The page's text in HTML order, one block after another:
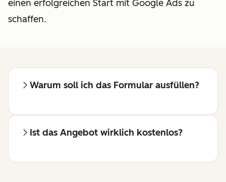
einen erfolgreichen Start mit Google Ads zu
schaffen.
Warum soll ich das Formular ausfüllen?
Ist das Angebot wirklich kostenlos?